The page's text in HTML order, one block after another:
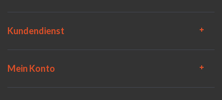
Kundendienst
Mein Konto